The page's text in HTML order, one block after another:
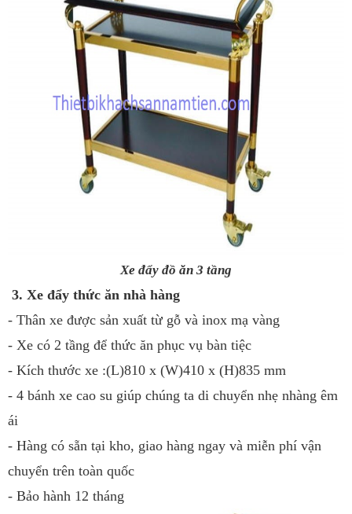
Xe đẩy đồ ăn 3 tầng
3. Xe đẩy thức ăn nhà hàng
- Thân xe được sản xuất từ gỗ và inox mạ vàng
- Xe có 2 tầng để thức ăn phục vụ bàn tiệc
- Kích thước xe :(L)810 x (W)410 x (H)835 mm
- 4 bánh xe cao su giúp chúng ta di chuyển nhẹ nhàng êm
ái
- Hàng có sẵn tại kho, giao hàng ngay và miễn phí vận
chuyển trên toàn quốc
- Bảo hành 12 tháng